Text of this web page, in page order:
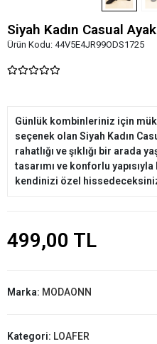
Siyah Kadın Casual
Ürün Kodu: 44V5E4JR99ODS1725
Günlük kombinleriniz için
seçenek olan Siyah Kadın
rahatlığı ve şıklığı bir arada
tasarımı ve konforlu yapısıyla
kendinizi özel
499,00 TL
Marka: MODAONN
Kategori: LOAFER